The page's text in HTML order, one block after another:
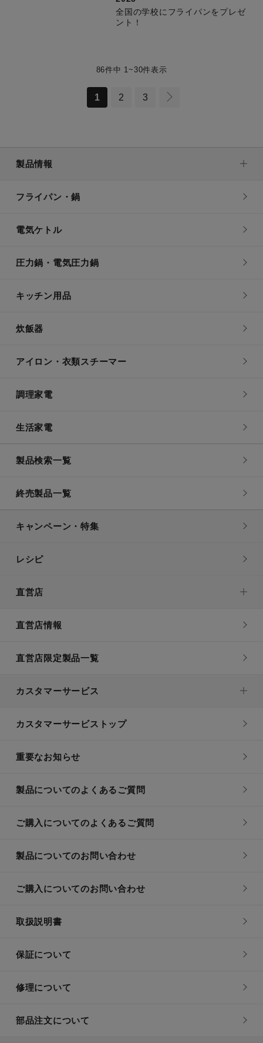
全国の学校にフライパンをプレゼ
ント！
86件中 1~30件表示
1 2 3
製品情報
フライパン・鍋
電気ケトル
圧力鍋・電気圧力鍋
キッチン用品
炊飯器
アイロン・衣類スチーマー
調理家電
生活家電
製品検索一覧
終売製品一覧
キャンペーン・特集
レシピ
直営店
直営店情報
直営店限定製品一覧
カスタマーサービス
カスタマーサービストップ
重要なお知らせ
製品についてのよくあるご質問
ご購入についてのよくあるご質問
製品についてのお問い合わせ
ご購入についてのお問い合わせ
取扱説明書
保証について
修理について
部品注文について